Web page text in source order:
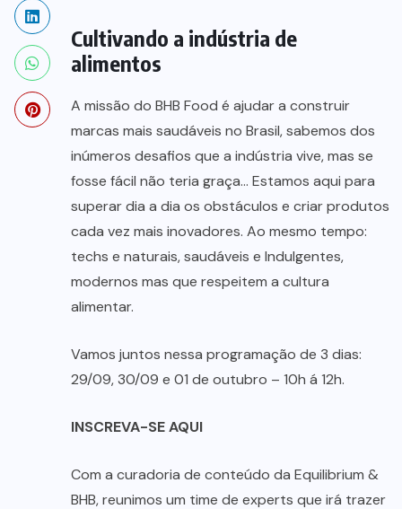
Cultivando a indústria de
alimentos
A missão do BHB Food é ajudar a construir
marcas mais saudáveis no Brasil, sabemos dos
inúmeros desafios que a indústria vive, mas se
fosse fácil não teria graça… Estamos aqui para
superar dia a dia os obstáculos e criar produtos
cada vez mais inovadores. Ao mesmo tempo:
techs e naturais, saudáveis e Indulgentes,
modernos mas que respeitem a cultura
alimentar.
Vamos juntos nessa programação de 3 dias:
29/09, 30/09 e 01 de outubro – 10h á 12h.
INSCREVA-SE AQUI
Com a curadoria de conteúdo da Equilibrium &
BHB, reunimos um time de experts que irá trazer